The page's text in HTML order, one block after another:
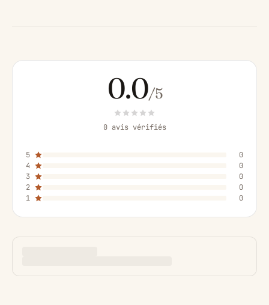
0.0/5
0 avis vérifiés
5
0
4
0
3
0
2
0
1
0